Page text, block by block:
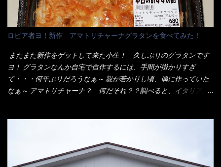
いから、2枚乗せにしたらしいけど・・・
チャルメラや日清からも出されている、辛口のラーメンじゃ
ん！！ 酸っぱくしたら、酸辣湯麺？なんてね。 よし今日のサラ
メシは、宮崎辛麺にしよう！ それではまず袋を開けると・・・ な
んだか紙に巻かれた棒状の麺が二束、調味油と粉末スープ！ やは
り見慣れない姿・・・何だかチョッと高級感的な・・・だって透
明なトレイに並んだ棒状麺なんて見慣れないからねぇ～（コスト
がかかる） 袋の裏側を見ると、韮とか卵の用意を勧めている。
それなばらと冷蔵庫にあった、黒豆モヤシ・韮・生卵を用意しま
け、韮の葉の部分をドサッと乗せて調味油を入れて完成です。 ど
うでしょう？ 見た目 Goodデザイン賞じゃない！？ 笑 マルタ
ロピア者ヨ！新作 アマトリチャーナグラタンを食べてみた！
またまた新作をゲットして来た小生！ 久しぶりのグラタンです
ヨ！ グラタンなんか自宅で自作するには、手間が掛かりすぎ
て・・・何年ぶりだろうなぁ～ 親が若かりし頃、偶に作っていた
なぁ～ アマトリチャーナ？ 何だそれ？？調べると、イタリア語
ブン皿で焼いて、大凡の目安で小分けにしているようで、パック
をよーく見たら表面のチーズの乗り具合に結構な差が出てい